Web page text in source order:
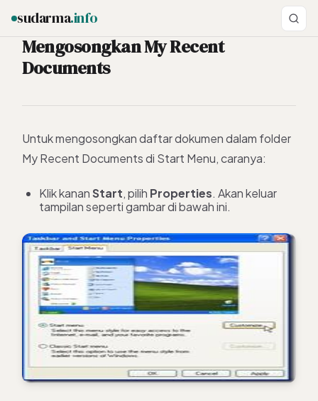
sudarma.info
Mengosongkan My Recent
Documents
Untuk mengosongkan daftar dokumen dalam folder
My Recent Documents di Start Menu, caranya:
Klik kananStart, pilih Properties. Akan keluar
tampilan seperti gambar di bawah ini.